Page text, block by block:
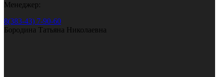
Менеджер:
8(383-43) 7-90-60
Бородина Татьяна Николаевна